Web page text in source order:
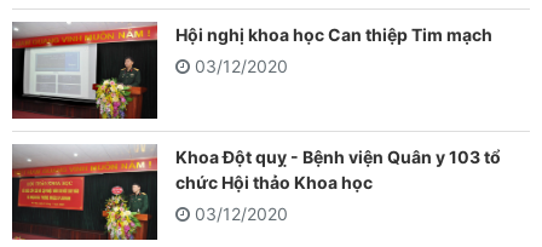
Hội nghị khoa học Can thiệp Tim mạch
03/12/2020
Khoa Đột quỵ - Bệnh viện Quân y 103 tổ
chức Hội thảo Khoa học
03/12/2020